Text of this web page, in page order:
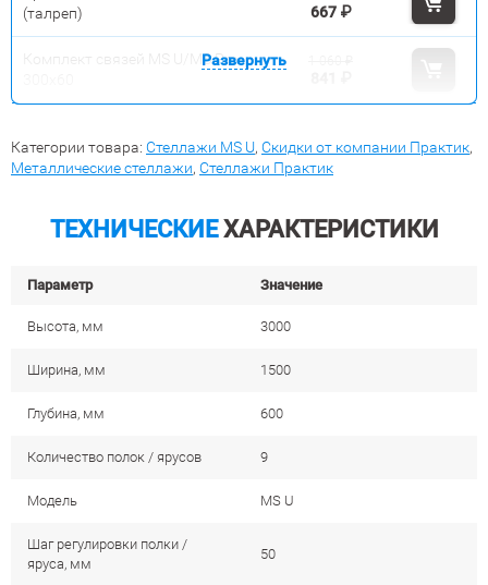
(талреп)
667 ₽
Комплект связей MS U/MS ProРазвернуть
Категории товара: Стеллажи MS U, Скидки от компании Практик,
Металлические стеллажи, Стеллажи Практик
ТЕХНИЧЕСКИЕХАРАКТЕРИСТИКИ
Параметр Значение
Высота, мм 3000
Ширина, мм 1500
Глубина, мм 600
Количество полок / ярусов 9
Модель MS U
Шаг регулировки полки /
яруса, мм
50